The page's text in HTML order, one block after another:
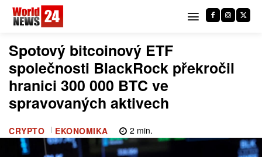
Spotový bitcoinový ETF
společnosti BlackRock překročil
hranici 300 000 BTC ve
spravovaných aktivech
CRYPTO EKONOMIKA 2 min.